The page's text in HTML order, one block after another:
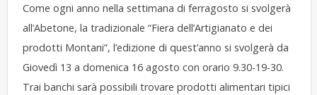
Come ogni anno nella settimana di ferragosto si svolgerà
all’Abetone, la tradizionale “Fiera dell’Artigianato e dei
prodotti Montani”, l’edizione di quest’anno si svolgerà da
Giovedì 13 a domenica 16 agosto con orario 9.30-19-30.
Trai banchi sarà possibili trovare prodotti alimentari tipici